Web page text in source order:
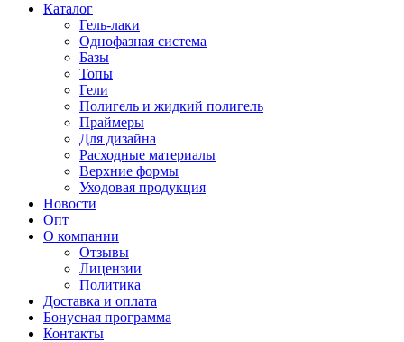
Каталог
Гель-лаки
Однофазная система
Базы
Топы
Гели
Полигель и жидкий полигель
Праймеры
Для дизайна
Расходные материалы
Верхние формы
Уходовая продукция
Новости
Опт
О компании
Отзывы
Лицензии
Политика
Доставка и оплата
Бонусная программа
Контакты